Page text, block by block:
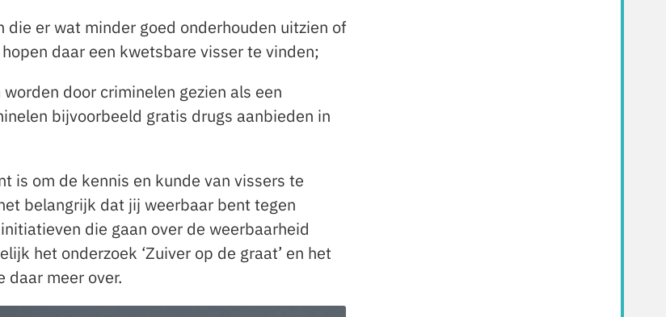
die er wat minder goed onderhouden uitzien of
daar een kwetsbare visser te vinden;
door criminelen gezien als een
bijvoorbeeld gratis drugs aanbieden in
is om de kennis en kunde van vissers te
belangrijk dat jij weerbaar bent tegen
die gaan over de weerbaarheid
het onderzoek ‘Zuiver op de graat’ en het
daar meer over.